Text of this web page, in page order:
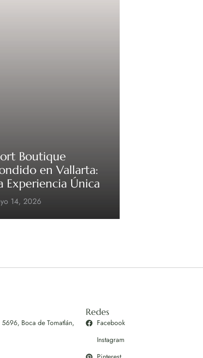
Boutique
en Vallarta:
Experiencia Única
14, 2026
Boca de Tomatlán,
Redes
Facebook
Instagram